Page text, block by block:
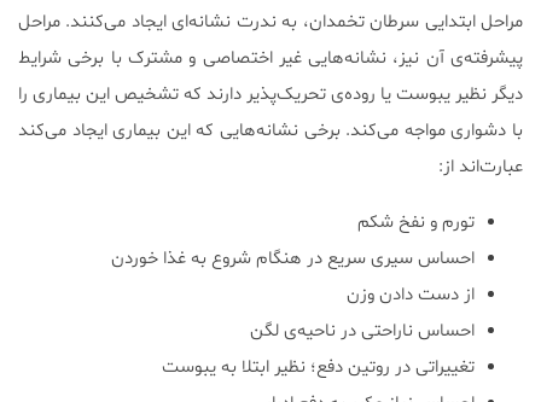
مراحل ابتدایی سرطان تخمدان، به ندرت نشانه‌ای ایجاد می‌کنند. مراحل
پیشرفته‌ی آن نیز، نشانه‌هایی غیر اختصاصی و مشترک با برخی شرایط
دیگر نظیر یبوست یا روده‌ی تحریک‌پذیر دارند که تشخیص این بیماری را
با دشواری مواجه می‌کند. برخی نشانه‌هایی که این بیماری ایجاد می‌کند
عبارت‌اند از:
تورم و نفخ شکم
احساس سیری سریع در هنگام شروع به غذا خوردن
از دست دادن وزن
احساس ناراحتی در ناحیه‌ی لگن
تغییراتی در روتین دفع؛ نظیر ابتلا به یبوست